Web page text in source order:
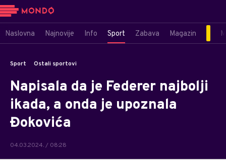
Naslovna Najnovije Info Sport Zabava Magazin
Sport Ostali sportovi
Napisala da je Federer najbolji
ikada, a onda je upoznala
Đokovića
04.03.2024. / 08:28